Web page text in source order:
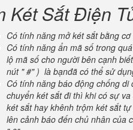
Két Sắt Điện
Có tính năng mở két sắt bằng
Có tính năng ẩn mã số trong
lộ mã số cho người bên cạnh
nút " #" ) là bạnđã có thể sử
Có tính năng báo động chống
chuyển két sắt đi thì khi có sự
két sắt hay khênh trộm két sắt
lên cảnh báo đến chủ nhân của